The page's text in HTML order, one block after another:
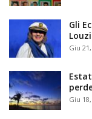
Gli
Giu
Giu